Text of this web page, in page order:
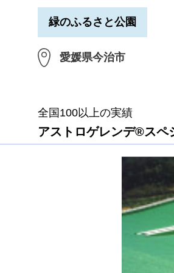
緑のふるさと公園
愛媛県今治市
全国100以上の実績
アストロゲレンデ®スペ